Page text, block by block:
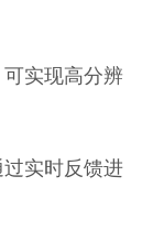
实现高分辨
实时反馈进